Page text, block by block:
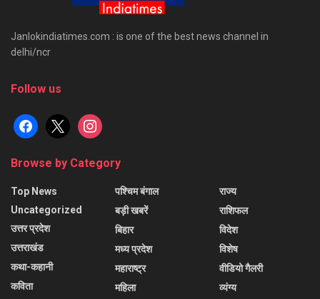
Janlokindiatimes.com : is one of the best news channel in
delhi/ncr
Follow us
facebook
x instagram
Browse by Category
Top News
Uncategorized
उत्तर प्रदेश
उत्तराखंड
कथा-कहानी
कविता
पश्चिम बंगाल
बड़ी खबरें
बिहार
मध्य प्रदेश
महाराष्ट्र
महिला
राज्य
राशिफल
विदेश
विशेष
वीडियो गैलरी
व्यंग्य